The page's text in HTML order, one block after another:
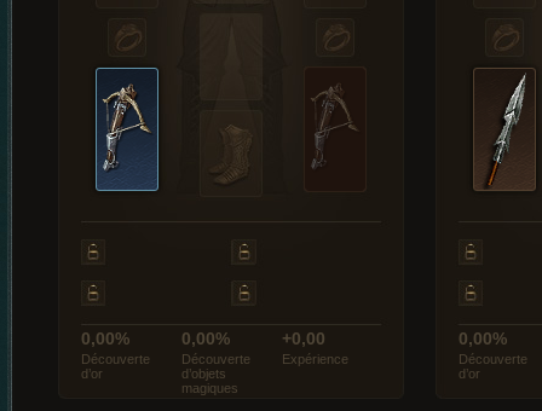
0,00%
Découverte
d’or
0,00%
Découverte
d’objets
magiques
+0,00
Expérience
0,00%
Découverte
d’or